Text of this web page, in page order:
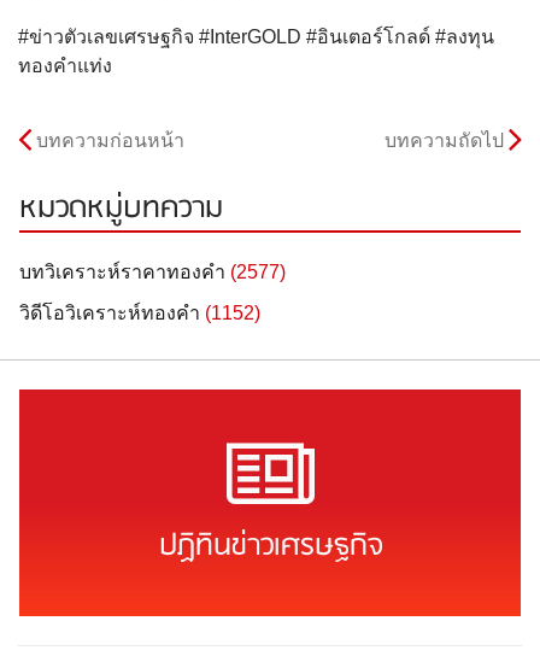
#ข่าวตัวเลขเศรษฐกิจ #InterGOLD #อินเตอร์โกลด์ #ลงทุน
ทองคำแท่ง
บทความก่อนหน้า บทความถัดไป
หมวดหมู่บทความ
บทวิเคราะห์ราคาทองคำ (2577)
วิดีโอวิเคราะห์ทองคำ (1152)
ปฏิทินข่าวเศรษฐกิจ